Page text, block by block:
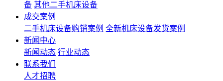
备 其他二手机床设备
成交案例
二手机床设备购销案例 全新机床设备发货案例
新闻中心
新闻动态 行业动态
联系我们
人才招聘